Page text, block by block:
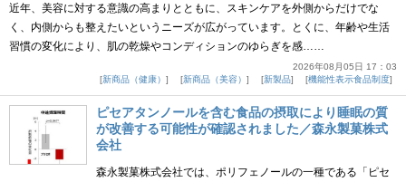
近年、美容に対する意識の高まりとともに、スキンケアを外側からだけでな
く、内側からも整えたいというニーズが広がっています。とくに、年齢や生活
習慣の変化により、肌の乾燥やコンディションのゆらぎを感……
2026年08月05日 17：03
新商品（健康）
新商品（美容） 新製品 機能性表示食品制度
ピセアタンノールを含む食品の摂取により睡眠の質
が改善する可能性が確認されました／森永製菓株式
会社
森永製菓株式会社では、ポリフェノールの一種である「ピセ